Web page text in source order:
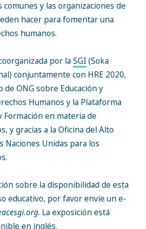
comunes y las organizaciones de
hacer para fomentar una
humanos.
por laSGI (Soka
conjuntamente con HRE 2020,
ONG sobre Educación y
Humanos y la Plataforma
Formación en materia de
y gracias a la Oficina del Alto
Naciones Unidas para los
sobre la disponibilidad de esta
educativo, por favor envíe un e-
. La exposición está
en inglés.